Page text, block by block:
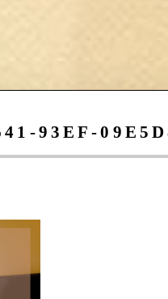
93EF-